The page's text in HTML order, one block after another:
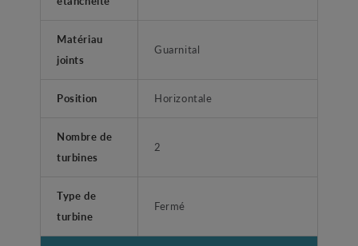
Matériau
joints
Guarnital
Position Horizontale
Nombre de
turbines
2
Type de
turbine
Fermé